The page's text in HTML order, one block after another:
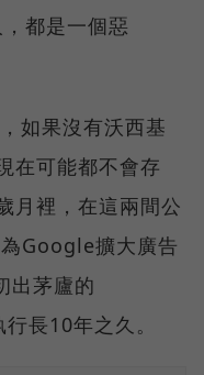
都是一個惡
如果沒有沃西基
在可能都不會存
月裡，在這兩間公
Google擴大廣告
出茅廬的
長10年之久。